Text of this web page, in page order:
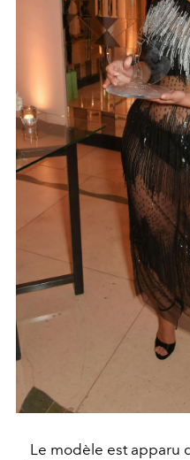
Le modèle est apparu